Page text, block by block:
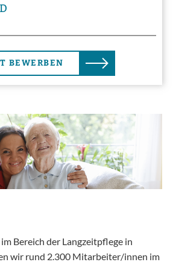
BEWERBEN
Bereich der Langzeitpflege in
wir rund 2.300 Mitarbeiter/innen im